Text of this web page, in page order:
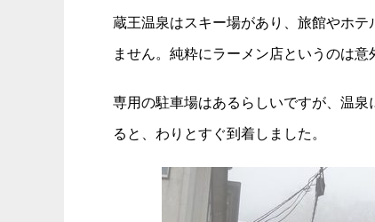
蔵王温泉はスキー場があり、旅館やホ
ません。純粋にラーメン店というのは意
専用の駐車場はあるらしいですが、温泉
ると、わりとすぐ到着しました。